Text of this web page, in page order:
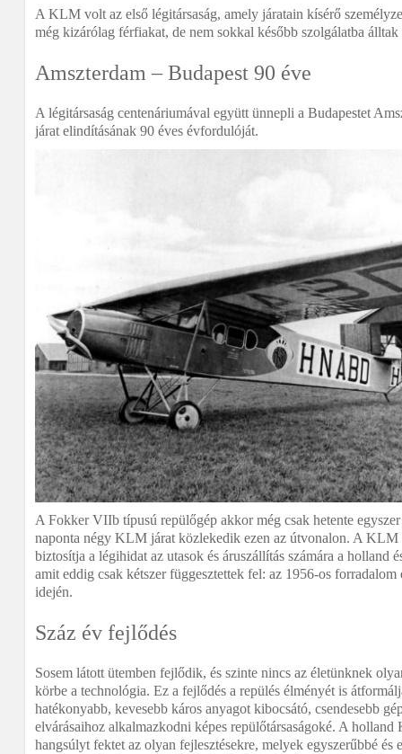
A KLM volt az első légitársaság, amely járatain kísérő
még kizárólag férfiakat, de nem sokkal később szolgálatba
Amszterdam – Budapest 90 éve
A légitársaság centenáriumával együtt ünnepli a Budapestet
járat elindításának 90 éves évfordulóját.
A Fokker VIIb típusú repülőgép akkor még csak hetente
naponta négy KLM járat közlekedik ezen az útvonalon. A KLM
biztosítja a légihidat az utasok és áruszállítás számára a holland
amit eddig csak kétszer függesztettek fel: az 1956-os forradalom
idején.
Száz év fejlődés
Sosem látott ütemben fejlődik, és szinte nincs az életünknek
körbe a technológia. Ez a fejlődés a repülés élményét is
hatékonyabb, kevesebb káros anyagot kibocsátó, csendesebb
elvárásaihoz alkalmazkodni képes repülőtársaságoké. A
hangsúlyt fektet az olyan fejlesztésekre, melyek egyszerűbbé és